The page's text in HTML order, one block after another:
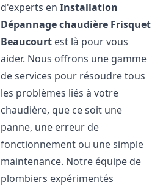
d'experts enInstallation
Dépannage chaudière Frisquet
Beaucourt est là pour vous
aider. Nous offrons une gamme
de services pour résoudre tous
les problèmes liés à votre
chaudière, que ce soit une
panne, une erreur de
fonctionnement ou une simple
maintenance. Notre équipe de
plombiers expérimentés